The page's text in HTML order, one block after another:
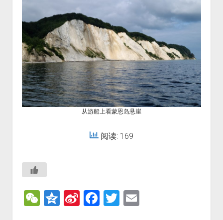
从游船上看蒙恩岛悬崖
阅读: 169
W Q
Si
F
T